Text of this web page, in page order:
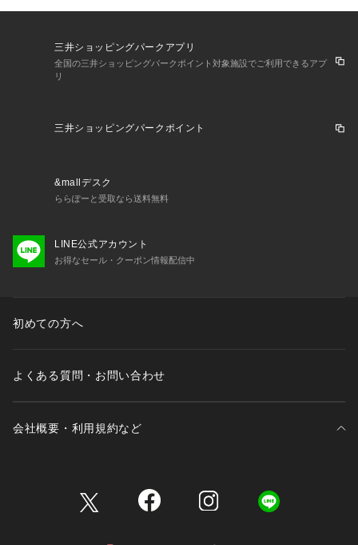
三井ショッピングパークアプリ
全国の三井ショッピングパークポイント対象施設でご利用できるアプ
リ
三井ショッピングパークポイント
&mallデスク
ららぽーと受取なら送料無料
LINE公式アカウント
お得なセール・クーポン情報配信中
初めての方へ
よくある質問・お問い合わせ
会社概要・利用規約など